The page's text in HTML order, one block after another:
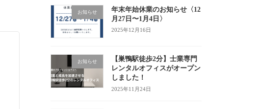
お知らせ
年末年始休業のお知らせ〈12
月27日〜1月4日〉
2025年12月16日
お知らせ
【巣鴨駅徒歩2分】士業専門
レンタルオフィスがオープン
しました！
2025年11月24日